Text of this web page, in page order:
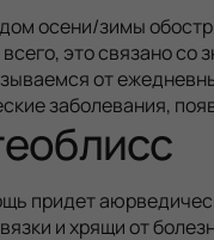
осени/зимы
это связано со
от
заболевания,
придет
и хрящи от